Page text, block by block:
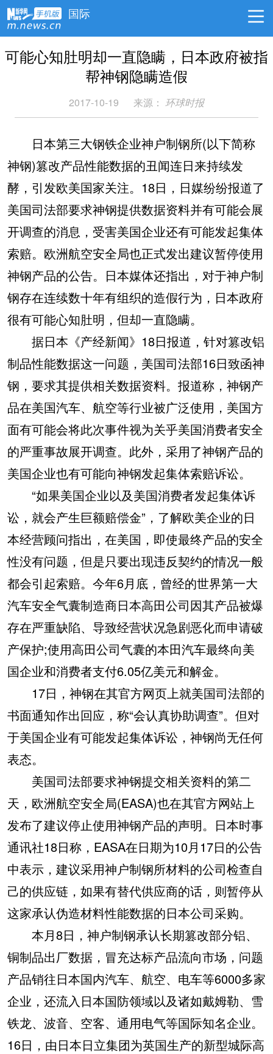
国际
可能心知肚明却一直隐瞒，日本政府被指
帮神钢隐瞒造假
2017-10-19 来源： 环球时报
日本第三大钢铁企业神户制钢所(以下简称
神钢)篡改产品性能数据的丑闻连日来持续发
酵，引发欧美国家关注。18日，日媒纷纷报道了
美国司法部要求神钢提供数据资料并有可能会展
开调查的消息，受害美国企业还有可能发起集体
索赔。欧洲航空安全局也正式发出建议暂停使用
神钢产品的公告。日本媒体还指出，对于神户制
钢存在连续数十年有组织的造假行为，日本政府
很有可能心知肚明，但却一直隐瞒。
据日本《产经新闻》18日报道，针对篡改铝
制品性能数据这一问题，美国司法部16日致函神
钢，要求其提供相关数据资料。报道称，神钢产
品在美国汽车、航空等行业被广泛使用，美国方
面有可能会将此次事件视为关乎美国消费者安全
的严重事故展开调查。此外，采用了神钢产品的
美国企业也有可能向神钢发起集体索赔诉讼。
“如果美国企业以及美国消费者发起集体诉
讼，就会产生巨额赔偿金”，了解欧美企业的日
本经营顾问指出，在美国，即使最终产品的安全
性没有问题，但是只要出现违反契约的情况一般
都会引起索赔。今年6月底，曾经的世界第一大
汽车安全气囊制造商日本高田公司因其产品被爆
存在严重缺陷、导致经营状况急剧恶化而申请破
产保护;使用高田公司气囊的本田汽车最终向美
国企业和消费者支付6.05亿美元和解金。
17日，神钢在其官方网页上就美国司法部的
书面通知作出回应，称“会认真协助调查”。但对
于美国企业有可能发起集体诉讼，神钢尚无任何
表态。
美国司法部要求神钢提交相关资料的第二
天，欧洲航空安全局(EASA)也在其官方网站上
发布了建议停止使用神钢产品的声明。日本时事
通讯社18日称，EASA在日期为10月17日的公告
中表示，建议采用神户制钢所材料的公司检查自
己的供应链，如果有替代供应商的话，则暂停从
这家承认伪造材料性能数据的日本公司采购。
本月8日，神户制钢承认长期篡改部分铝、
铜制品出厂数据，冒充达标产品流向市场，问题
产品销往日本国内汽车、航空、电车等6000多家
企业，还流入日本国防领域以及诸如戴姆勒、雪
铁龙、波音、空客、通用电气等国际知名企业。
16日，由日本日立集团为英国生产的新型城际高